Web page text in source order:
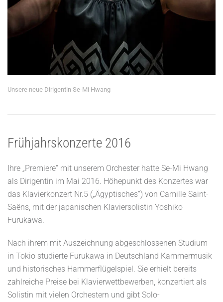
Unsere neue Dirigentin Se-Mi Hwang
Frühjahrskonzerte 2016
Ihre „Premiere“ mit unserem Orchester hatte Se-Mi Hwang
als Dirigentin im Mai 2016. Höhepunkt des Konzertes war
das Klavierkonzert Nr.5 („Ägyptisches“) von Camille Saint-
Saëns, mit der japanischen Klaviersolistin Yoshiko
Furukawa.
Nach ihrem mit Auszeichnung abgeschlossenen Studium
in Tokio studierte Furukawa in Deutschland Kammermusik
und historisches Hammerflügelspiel. Sie erhielt bereits
zahlreiche Preise bei Klavierwettbewerben, konzertiert als
Solistin mit vielen Orchestern und gibt Solo-